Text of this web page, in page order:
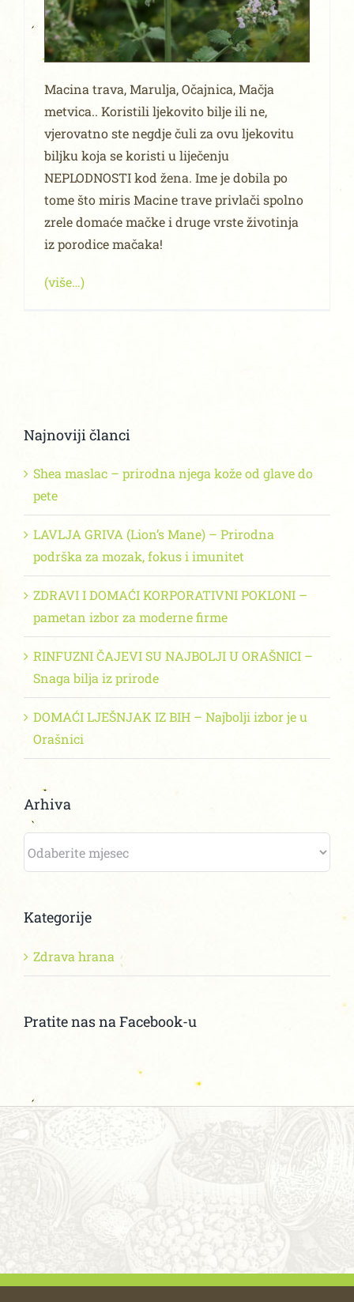
Macina trava, Marulja, Očajnica, Mačja
metvica.. Koristili ljekovito bilje ili ne,
vjerovatno ste negdje čuli za ovu ljekovitu
biljku koja se koristi u liječenju
NEPLODNOSTI kod žena. Ime je dobila po
tome što miris Macine trave privlači spolno
zrele domaće mačke i druge vrste životinja
iz porodice mačaka!
(više…)
Najnoviji članci
Shea maslac – prirodna njega kože od glave do
pete
LAVLJA GRIVA (Lion’s Mane) – Prirodna
podrška za mozak, fokus i imunitet
ZDRAVI I DOMAĆI KORPORATIVNI POKLONI –
pametan izbor za moderne firme
RINFUZNI ČAJEVI SU NAJBOLJI U ORAŠNICI –
Snaga bilja iz prirode
DOMAĆI LJEŠNJAK IZ BIH – Najbolji izbor je u
Orašnici
Arhiva
Kategorije
Zdrava hrana
Pratite nas na Facebook-u